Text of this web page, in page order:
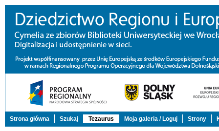
Strona główna Szukaj Tezaurus Moja galeria / Loguj Strony